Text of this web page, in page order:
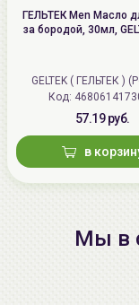
ГЕЛЬТЕК Men Масло
за бородой, 30мл,
GELTEK ( ГЕЛЬТЕК )
Код:
57.19 руб.
в
Мы в